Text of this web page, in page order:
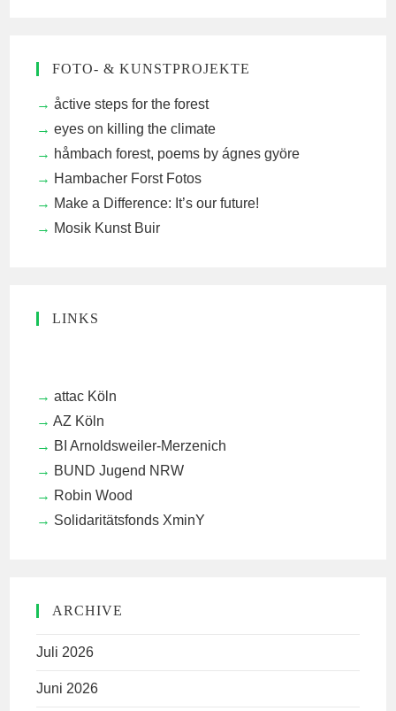
FOTO- & KUNSTPROJEKTE
åctive steps for the forest
eyes on killing the climate
håmbach forest, poems by ágnes györe
Hambacher Forst Fotos
Make a Difference: It’s our future!
Mosik Kunst Buir
LINKS
attac Köln
AZ Köln
BI Arnoldsweiler-Merzenich
BUND Jugend NRW
Robin Wood
Solidaritätsfonds XminY
ARCHIVE
Juli 2026
Juni 2026